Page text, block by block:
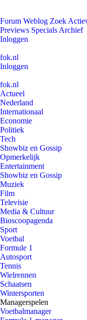
Forum Weblog Zoek
Previews Specials Archief
Inloggen
fok.nl
Inloggen
fok.nl
Actueel
Nederland
Internationaal
Economie
Politiek
Tech
Showbiz en Gossip
Opmerkelijk
Entertainment
Showbiz en Gossip
Muziek
Film
Televisie
Media & Cultuur
Bioscoopagenda
Sport
Voetbal
Formule 1
Autosport
Tennis
Wielrennen
Schaatsen
Wintersporten
Managerspelen
Voetbalmanager